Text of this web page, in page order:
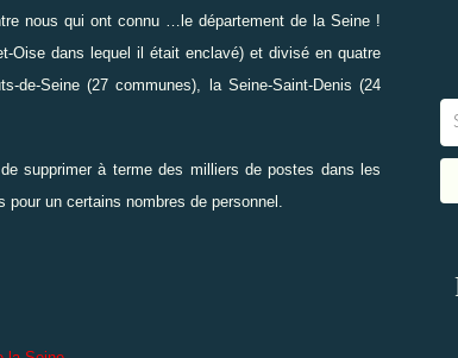
nous qui ont connu …le département de la Seine !
Oise dans lequel il était enclavé) et divisé en quatre
de-Seine(27 communes), la Seine-Saint-Denis (24
supprimer à terme des milliers de postes dans les
un certains nombres de personnel.